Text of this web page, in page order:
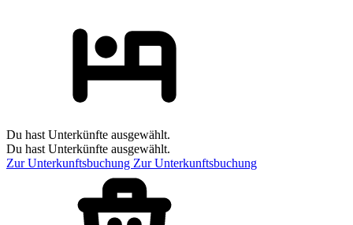
Du hast Unterkünfte ausgewählt.
Du hast Unterkünfte ausgewählt.
Zur Unterkunftsbuchung Zur Unterkunftsbuchung